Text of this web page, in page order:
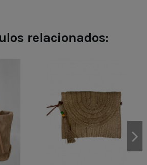
relacionados: